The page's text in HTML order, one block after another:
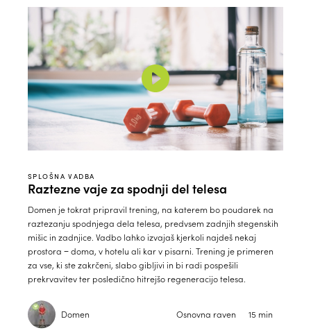
SPLOŠNA VADBA
Raztezne vaje za spodnji del telesa
Domen je tokrat pripravil trening, na katerem bo poudarek na
raztezanju spodnjega dela telesa, predvsem zadnjih stegenskih
mišic in zadnjice. Vadbo lahko izvajaš kjerkoli najdeš nekaj
prostora − doma, v hotelu ali kar v pisarni. Trening je primeren
za vse, ki ste zakrčeni, slabo gibljivi in bi radi pospešili
prekrvavitev ter posledično hitrejšo regeneracijo telesa.
Domen Osnovna raven 15 min